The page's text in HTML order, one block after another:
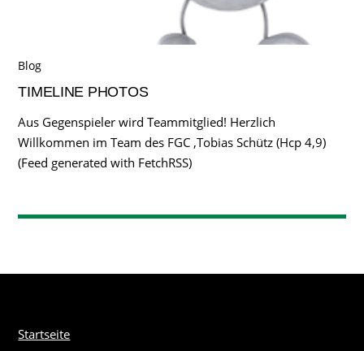
Blog
TIMELINE PHOTOS
Aus Gegenspieler wird Teammitglied! Herzlich
Willkommen im Team des FGC ,Tobias Schütz (Hcp 4,9)
(Feed generated with FetchRSS)
Startseite